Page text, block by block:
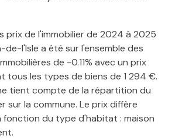
prix de l'immobilier de 2024 à 2025
l'Isle a été sur l'ensemble des
de -0.11% avec un prix
tous les types de biens de 1 294 €.
tient compte de la répartition du
sur la commune. Le prix diffère
fonction du type d'habitat : maison